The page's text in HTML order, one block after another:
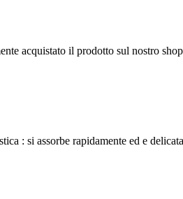
acquistato il prodotto sul nostro
: si assorbe rapidamente ed e